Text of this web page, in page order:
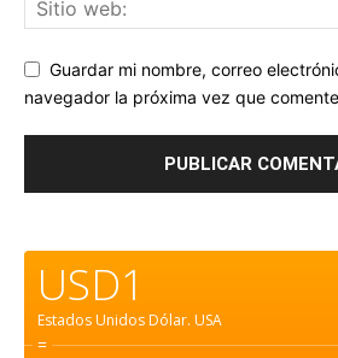
Guardar mi nombre, correo
navegador la próxima vez que
USD1
Estados Unidos Dólar. USA
=